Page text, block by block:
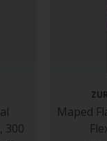
300
Maped